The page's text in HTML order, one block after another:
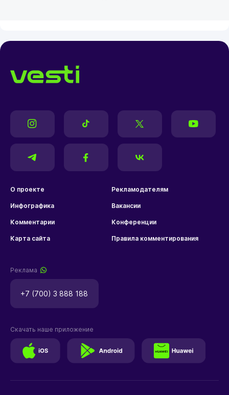
О проекте Рекламодателям
Инфографика Вакансии
Комментарии Конференции
Карта сайта Правила комментирования
Реклама
+7 (700) 3 888 188
Скачать наше приложение